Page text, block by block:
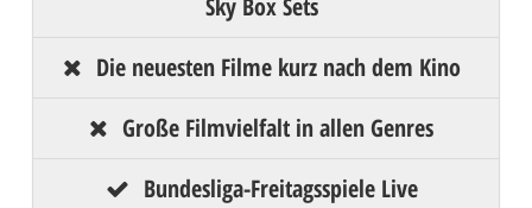
Sky Box Sets
Die neuesten Filme kurz nach dem Kino
Große Filmvielfalt in allen Genres
Bundesliga-Freitagsspiele Live